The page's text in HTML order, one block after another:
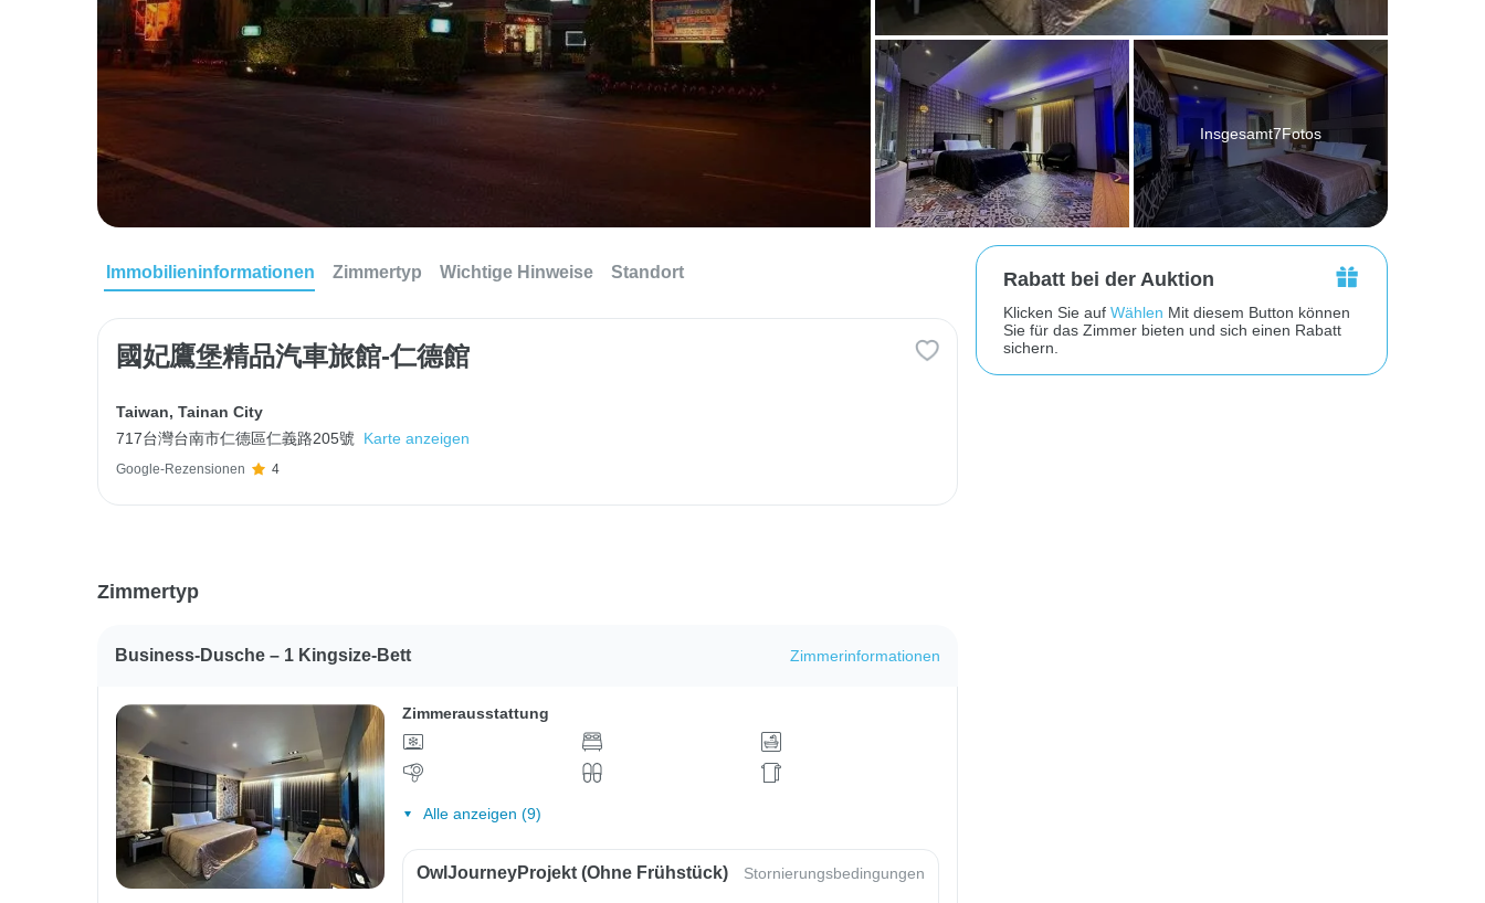
Insgesamt7Fotos
Immobilieninformationen Zimmertyp Wichtige Hinweise Standort
國妃鷹堡精品汽車旅館-仁德館
Taiwan, Tainan City
717台灣台南市仁德區仁義路205號
Karte anzeigen
Google-Rezensionen 4
Zimmertyp
Business-Dusche – 1 Kingsize-Bett Zimmerinformationen
Zimmerausstattung
Alle anzeigen (9)
OwlJourneyProjekt (ohne Frühstück) Stornierungsbedingungen
Rabatt bei der Auktion
Klicken Sie aufWählen Mit diesem Button können
Sie für das Zimmer bieten und sich einen Rabatt
sichern.